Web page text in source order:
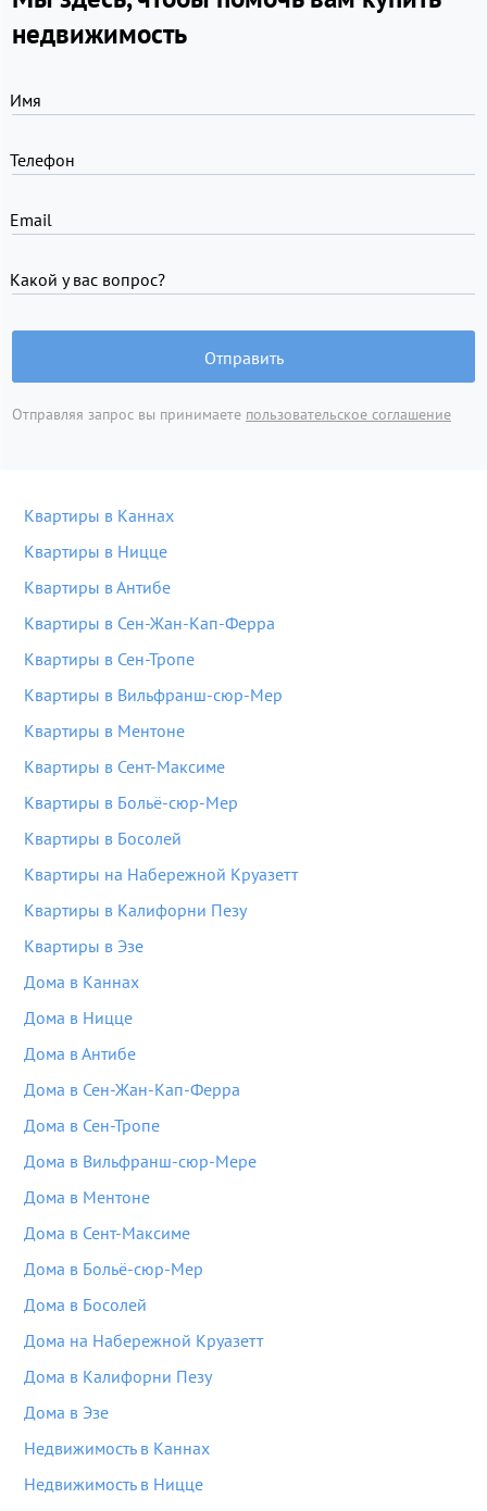
недвижимость
Имя
Телефон
Email
Какой у вас вопрос?
Отправить
Отправляя запрос вы принимаете пользовательское соглашение
Квартиры в Каннах
Квартиры в Ницце
Квартиры в Антибе
Квартиры в Сен-Жан-Кап-Ферра
Квартиры в Сен-Тропе
Квартиры в Вильфранш-сюр-Мер
Квартиры в Ментоне
Квартиры в Сент-Максиме
Квартиры в Больё-сюр-Мер
Квартиры в Босолей
Квартиры на Набережной Круазетт
Квартиры в Калифорни Пезу
Квартиры в Эзе
Дома в Каннах
Дома в Ницце
Дома в Антибе
Дома в Сен-Жан-Кап-Ферра
Дома в Сен-Тропе
Дома в Вильфранш-сюр-Мере
Дома в Ментоне
Дома в Сент-Максиме
Дома в Больё-сюр-Мер
Дома в Босолей
Дома на Набережной Круазетт
Дома в Калифорни Пезу
Дома в Эзе
Недвижимость в Каннах
Недвижимость в Ницце